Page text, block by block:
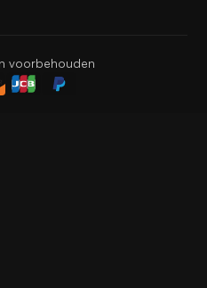
voorbehouden